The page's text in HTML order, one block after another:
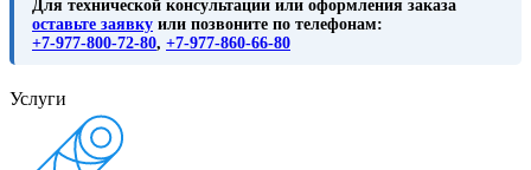
Для технической консультации или оформления заказа
оставьте заявку или позвоните по телефонам:
+7-977-800-72-80, +7-977-860-66-80
Услуги